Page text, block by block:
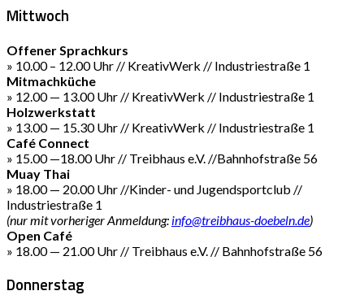
Mittwoch
Offener Sprachkurs
» 10.00 – 12.00 Uhr // KreativWerk // Industriestraße 1
Mitmachküche
» 12.00 — 13.00 Uhr // KreativWerk // Industriestraße 1
Holzwerkstatt
» 13.00 — 15.30 Uhr // KreativWerk // Industriestraße 1
Café Connect
» 15.00 —18.00 Uhr // Treibhaus e.V. //Bahnhofstraße 56
Muay Thai
» 18.00 — 20.00 Uhr //Kinder- und Jugendsportclub //
Industriestraße 1
(nur mit vorheriger Anmeldung: info@treibhaus-doebeln.de)
Open Café
» 18.00 — 21.00 Uhr // Treibhaus e.V. // Bahnhofstraße 56
Donnerstag